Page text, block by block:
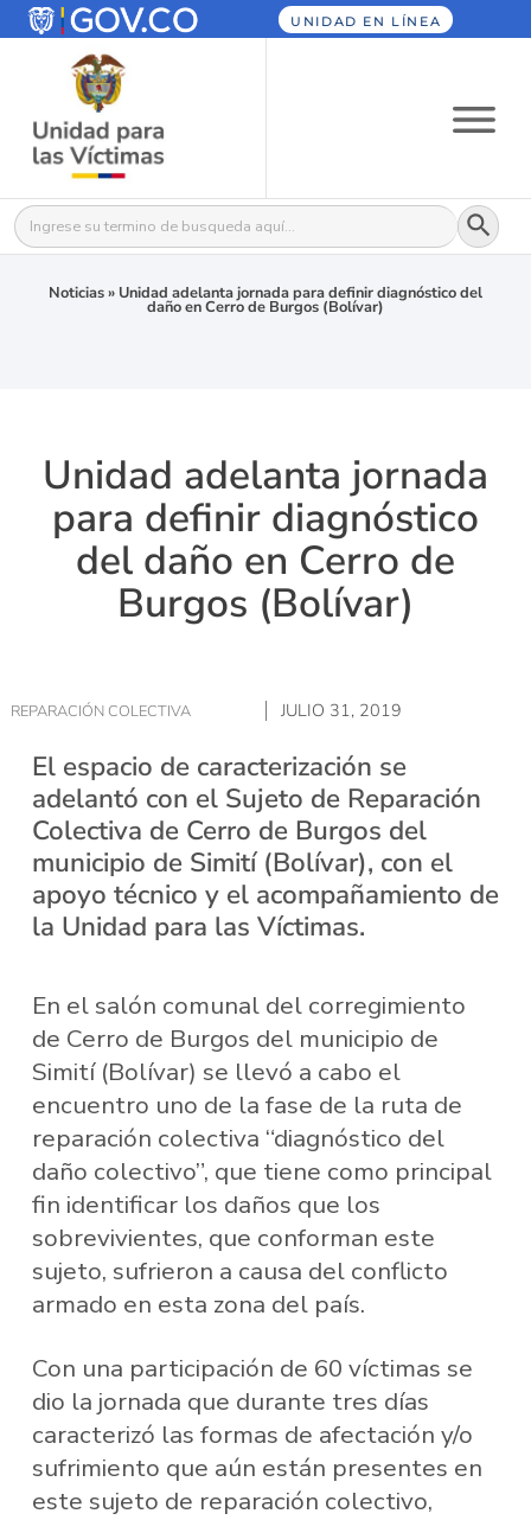
UNIDAD EN LÍNEA
Buscar: Botón
Noticias» Unidad adelanta jornada para definir diagnóstico del
daño en Cerro de Burgos (Bolívar)
Unidad adelanta jornada
para definir diagnóstico
del daño en Cerro de
Burgos (Bolívar)
REPARACIÓN COLECTIVA JULIO 31, 2019
El espacio de caracterización se
adelantó con el Sujeto de Reparación
Colectiva de Cerro de Burgos del
municipio de Simití (Bolívar), con el
apoyo técnico y el acompañamiento de
la Unidad para las Víctimas.
En el salón comunal del corregimiento
de Cerro de Burgos del municipio de
Simití (Bolívar) se llevó a cabo el
encuentro uno de la fase de la ruta de
reparación colectiva “diagnóstico del
daño colectivo”, que tiene como principal
fin identificar los daños que los
sobrevivientes, que conforman este
sujeto, sufrieron a causa del conflicto
armado en esta zona del país.
Con una participación de 60 víctimas se
dio la jornada que durante tres días
caracterizó las formas de afectación y/o
sufrimiento que aún están presentes en
este sujeto de reparación colectivo,